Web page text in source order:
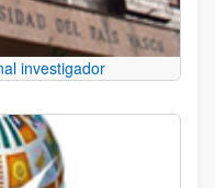
investigador